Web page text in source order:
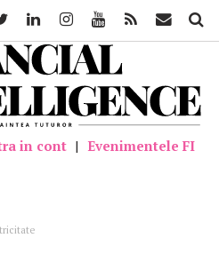
in cont | Evenimentele FI
LinkedinInstagramYoutube Feed Mail